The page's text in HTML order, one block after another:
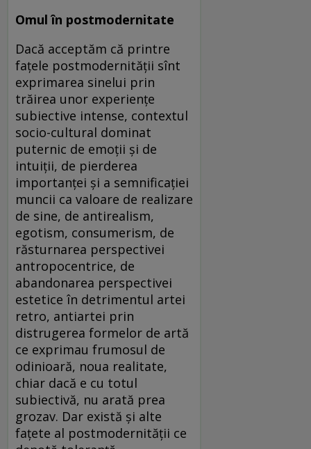
Omul în postmodernitate
Dacă acceptăm că printre
fațele postmodernității sînt
exprimarea sinelui prin
trăirea unor experiențe
subiective intense, contextul
socio-cultural dominat
puternic de emoții și de
intuiții, de pierderea
importanței și a semnificației
muncii ca valoare de realizare
de sine, de antirealism,
egotism, consumerism, de
răsturnarea perspectivei
antropocentrice, de
abandonarea perspectivei
estetice în detrimentul artei
retro, antiartei prin
distrugerea formelor de artă
ce exprimau frumosul de
odinioară, noua realitate,
chiar dacă e cu totul
subiectivă, nu arată prea
grozav. Dar există și alte
fațete al postmodernității ce